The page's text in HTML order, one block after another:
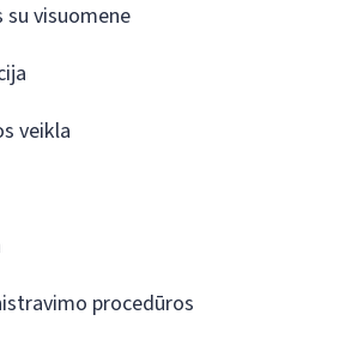
su visuomene
veikla
procedūros